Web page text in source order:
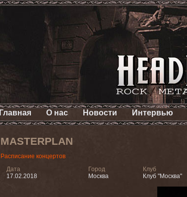
Главная О нас Новости Интервью
MASTERPLAN
Расписание концертов
Дата
17.02.2018
Город
Москва
Клуб
Клуб "Москва"